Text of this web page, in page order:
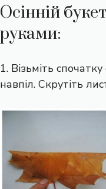
Осінній
руками:
1. Візьміть
навпіл. Скрутіть